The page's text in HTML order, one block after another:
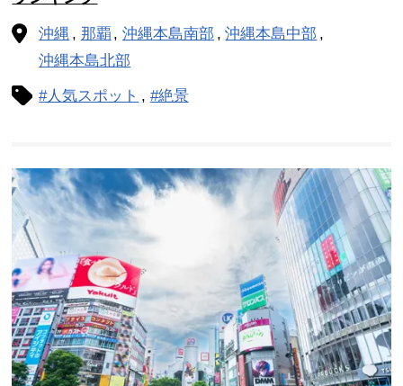
沖縄 那覇 沖縄本島南部
沖縄本島中部
沖縄本島北部
#人気スポット #絶景